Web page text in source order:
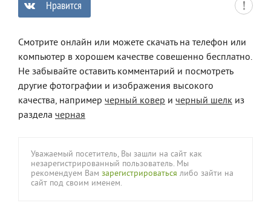
Нравится
Смотрите онлайн или можете скачать на телефон или
компьютер в хорошем качестве совешенно бесплатно.
Не забывайте оставить комментарий и посмотреть
другие фотографии и изображения высокого
качества, например черный ковер и черный шелк из
раздела черная
Уважаемый посетитель, Вы зашли на сайт как
незарегистрированный пользователь. Мы
рекомендуем Вам зарегистрироваться либо зайти на
сайт под своим именем.